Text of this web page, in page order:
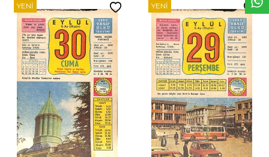
YENI YENI